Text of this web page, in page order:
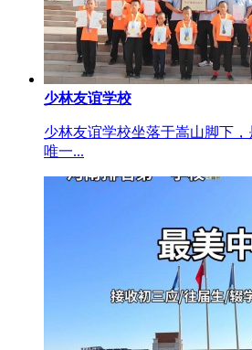
少林友谊学校
少林友谊学校坐落于嵩山脚下
唯一...